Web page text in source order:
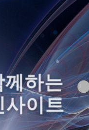
하는
사이트